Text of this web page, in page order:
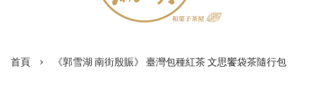
首頁 › 《郭雪湖 南街殷賑》 臺灣包種紅茶 文思饗袋茶隨行包